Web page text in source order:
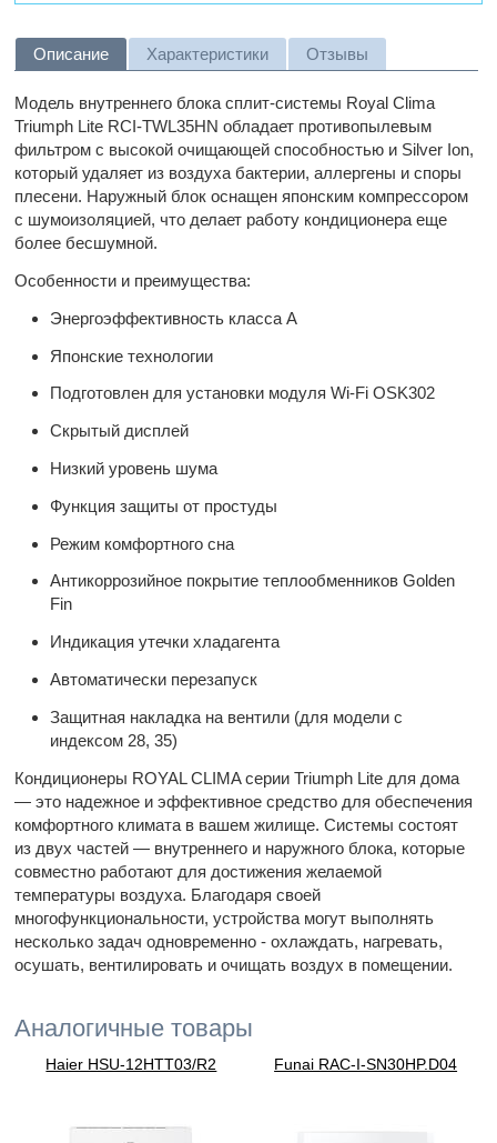
Описание Характеристики Отзывы
Модель внутреннего блока сплит-системы Royal Clima
Triumph Lite RCI-TWL35HN обладает противопылевым
фильтром с высокой очищающей способностью и Silver Ion,
который удаляет из воздуха бактерии, аллергены и споры
плесени. Наружный блок оснащен японским компрессором
с шумоизоляцией, что делает работу кондиционера еще
более бесшумной.
Особенности и преимущества:
Энергоэффективность класса А
Японские технологии
Подготовлен для установки модуля Wi-Fi OSK302
Скрытый дисплей
Низкий уровень шума
Функция защиты от простуды
Режим комфортного сна
Антикоррозийное покрытие теплообменников Golden
Fin
Индикация утечки хладагента
Автоматически перезапуск
Защитная накладка на вентили (для модели с
индексом 28, 35)
Кондиционеры ROYAL CLIMA серии Triumph Lite для дома
— это надежное и эффективное средство для обеспечения
комфортного климата в вашем жилище. Системы состоят
из двух частей — внутреннего и наружного блока, которые
совместно работают для достижения желаемой
температуры воздуха. Благодаря своей
многофункциональности, устройства могут выполнять
несколько задач одновременно - охлаждать, нагревать,
осушать, вентилировать и очищать воздух в помещении.
Аналогичные товары
Haier HSU-12HTT03/R2 Funai RAC-I-SN30HP.D04